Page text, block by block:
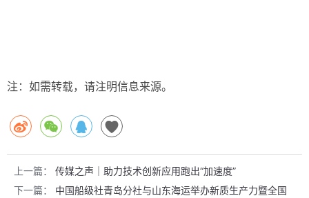
注：如需转载，请注明信息来源。
上一篇：
传媒之声｜助力技术创新应用跑出“加速度”
下一篇：
中国船级社青岛分社与山东海运举办新质生产力暨全国